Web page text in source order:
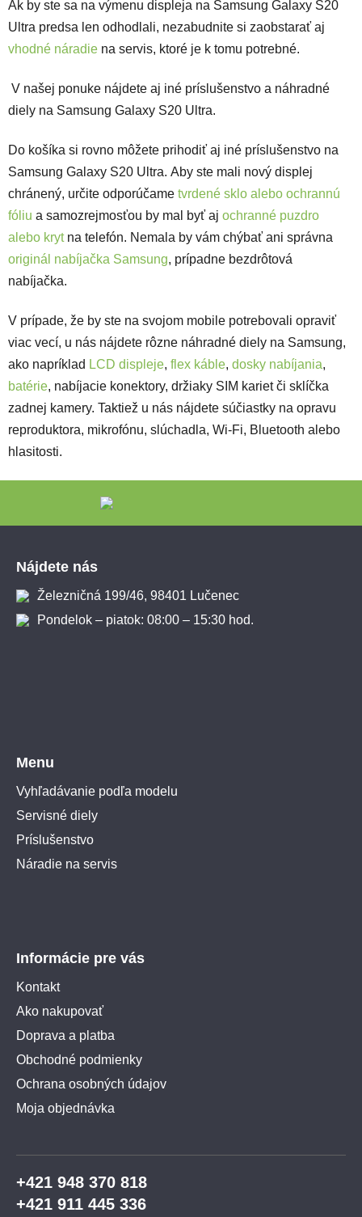
Ak by ste sa na výmenu displeja na Samsung Galaxy S20
Ultra predsa len odhodlali, nezabudnite si zaobstarať aj
vhodné náradie na servis, ktoré je k tomu potrebné.
V našej ponuke nájdete aj iné príslušenstvo a náhradné
diely na Samsung Galaxy S20 Ultra.
Do košíka si rovno môžete prihodiť aj iné príslušenstvo na
Samsung Galaxy S20 Ultra. Aby ste mali nový displej
chránený, určite odporúčame tvrdené sklo alebo ochrannú
fóliu a samozrejmosťou by mal byť aj ochranné puzdro
alebo krytna telefón. Nemala by vám chýbať ani správna
originál nabíjačka Samsung, prípadne bezdrôtová
nabíjačka.
V prípade, že by ste na svojom mobile potrebovali opraviť
viac vecí, u nás nájdete rôzne náhradné diely na Samsung,
ako napríklad LCD displeje, flex káble, dosky nabíjania,
batérie, nabíjacie konektory, držiaky SIM kariet či sklíčka
zadnej kamery. Taktiež u nás nájdete súčiastky na opravu
reproduktora, mikrofónu, slúchadla, Wi-Fi, Bluetooth alebo
hlasitosti.
Nájdete nás
Železničná 199/46, 98401 Lučenec
Pondelok – piatok: 08:00 – 15:30 hod.
Menu
Vyhľadávanie podľa modelu
Servisné diely
Príslušenstvo
Náradie na servis
Informácie pre vás
Kontakt
Ako nakupovať
Doprava a platba
Obchodné podmienky
Ochrana osobných údajov
Moja objednávka
+421 948 370 818
+421 911 445 336